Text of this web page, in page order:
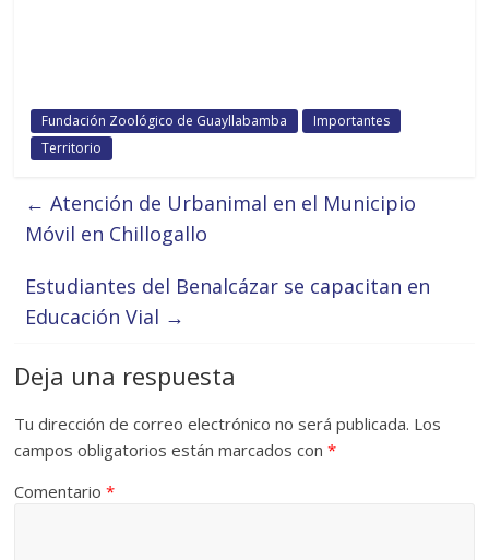
Fundación Zoológico de Guayllabamba
Importantes
Territorio
← Atención de Urbanimal en el Municipio
Móvil en Chillogallo
Estudiantes del Benalcázar se capacitan en
Educación Vial →
Deja una respuesta
Tu dirección de correo electrónico no será publicada. Los
campos obligatorios están marcados con*
Comentario*